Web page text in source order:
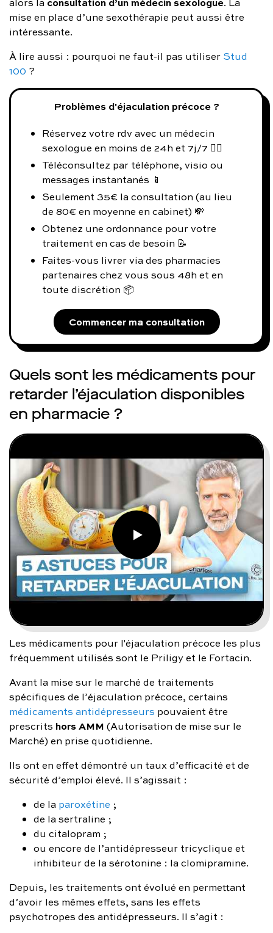
mise en place d’une sexothérapie peut aussi être
intéressante.
À lire aussi : pourquoi ne faut-il pas utiliser Stud
100 ?
Problèmes d'éjaculation précoce ?
Réservez votre rdv avec un médecin
sexologue en moins de 24h et 7j/7 👨‍⚕️
Téléconsultez par téléphone, visio ou
messages instantanés 📱
Seulement 35€ la consultation (au lieu
de 80€ en moyenne en cabinet) 💸
Obtenez une ordonnance pour votre
traitement en cas de besoin 📝
Faites-vous livrer via des pharmacies
partenaires chez vous sous 48h et en
toute discrétion 📦
Commencer ma consultation
Quels sont les médicaments pour
retarder l’éjaculation disponibles
en pharmacie ?
Les médicaments pour l'éjaculation précoce les plus
fréquemment utilisés sont le Priligy et le Fortacin.
Avant la mise sur le marché de traitements
spécifiques de l’éjaculation précoce, certains
médicaments antidépresseurs pouvaient être
prescrits hors AMM (Autorisation de mise sur le
Marché) en prise quotidienne.
Ils ont en effet démontré un taux d’efficacité et de
sécurité d’emploi élevé. Il s’agissait :
de la paroxétine ;
de la sertraline ;
du citalopram ;
ou encore de l’antidépresseur tricyclique et
inhibiteur de la sérotonine : la clomipramine.
Depuis, les traitements ont évolué en permettant
d’avoir les mêmes effets, sans les effets
psychotropes des antidépresseurs. Il s’agit :